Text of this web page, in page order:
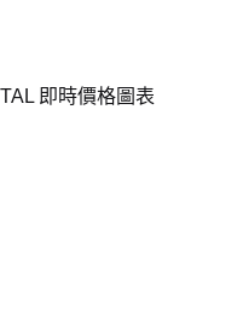
TAL 即時價格圖表